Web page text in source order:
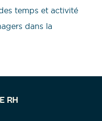
temps et activité
dans la
RH